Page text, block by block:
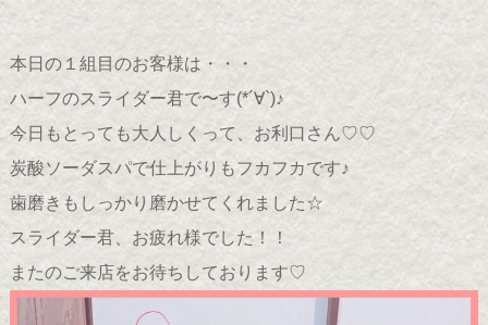
本日の１組目のお客様は・・・
ハーフのスライダー君で〜す(*´∀`)♪
今日もとっても大人しくって、お利口さん♡♡
炭酸ソーダスパで仕上がりもフカフカです♪
歯磨きもしっかり磨かせてくれました☆
スライダー君、お疲れ様でした！！
またのご来店をお待ちしております♡